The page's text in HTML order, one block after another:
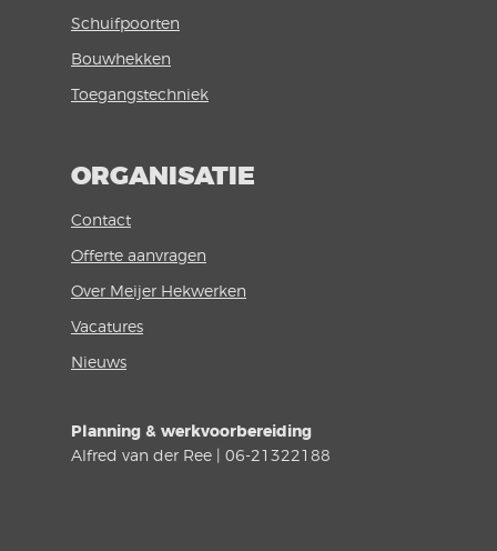
Schuifpoorten
Bouwhekken
Toegangstechniek
ORGANISATIE
Contact
Offerte aanvragen
Over Meijer Hekwerken
Vacatures
Nieuws
Planning & werkvoorbereiding
Alfred van der Ree | 06-21322188